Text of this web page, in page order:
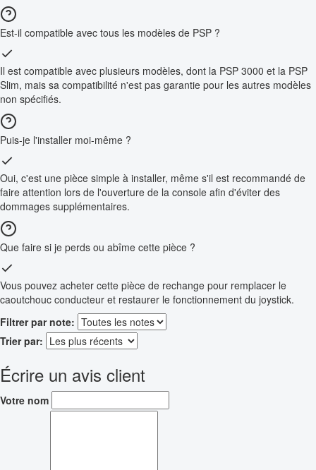
Est-il compatible avec tous les modèles de PSP ?
Il est compatible avec plusieurs modèles, dont la PSP 3000 et la PSP
Slim, mais sa compatibilité n'est pas garantie pour les autres modèles
non spécifiés.
Puis-je l'installer moi-même ?
Oui, c'est une pièce simple à installer, même s'il est recommandé de
faire attention lors de l'ouverture de la console afin d'éviter des
dommages supplémentaires.
Que faire si je perds ou abîme cette pièce ?
Vous pouvez acheter cette pièce de rechange pour remplacer le
caoutchouc conducteur et restaurer le fonctionnement du joystick.
Filtrer par note:
Trier par:
Écrire un avis client
Votre nom